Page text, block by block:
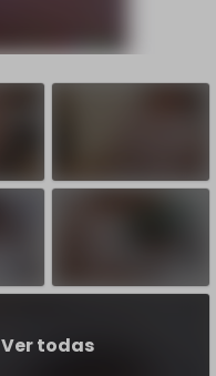
Ver todas